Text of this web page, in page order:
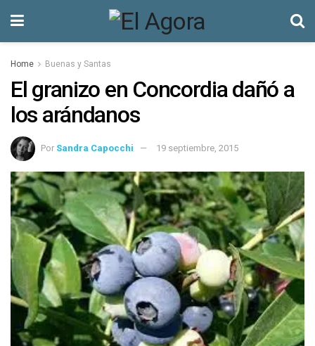
Home Buenas y Santas
El granizo en Concordia dañó a
los arándanos
Por Sandra Capocchi 19 septiembre, 2015